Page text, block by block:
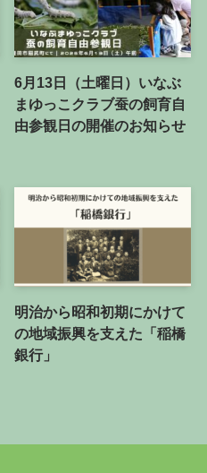
6月13日（土曜日）いなぶ
まゆっこクラブ蚕の飼育自
由参観日の開催のお知らせ
明治から昭和初期にかけて
の地域振興を支えた「稲橋
銀行」